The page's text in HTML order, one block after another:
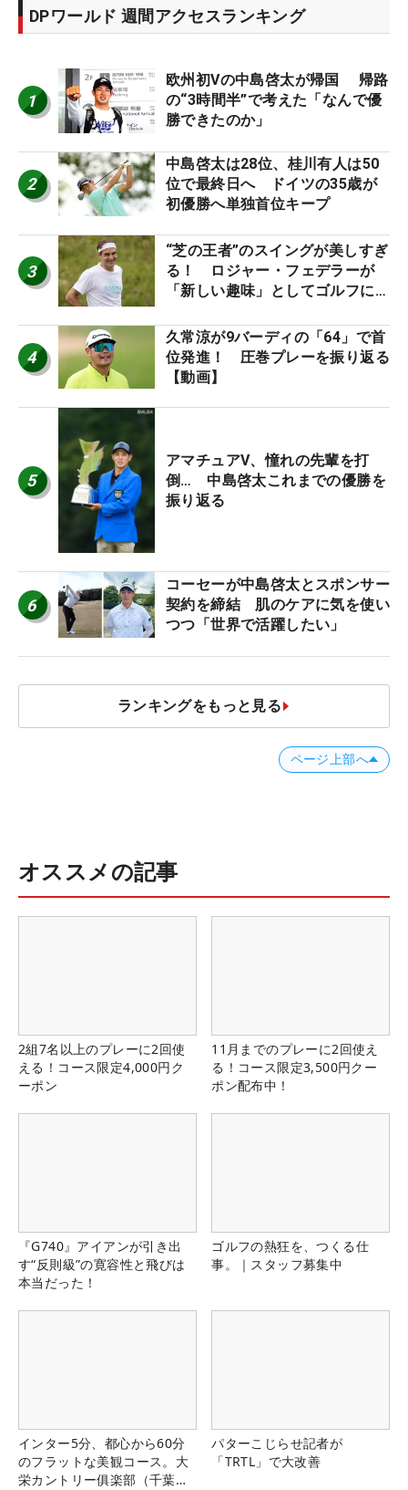
DPワールド 週間アクセスランキング
1
欧州初Vの中島啓太が帰国 帰路
の“3時間半”で考えた「なんで優
勝できたのか」
2
中島啓太は28位、桂川有人は50
位で最終日へ ドイツの35歳が
初優勝へ単独首位キープ
3
“芝の王者”のスイングが美しすぎ
る！ ロジャー・フェデラーが
「新しい趣味」としてゴルフに挑
4
久常涼が9バーディの「64」で首
位発進！ 圧巻プレーを振り返る
【動画】
5
アマチュアV、憧れの先輩を打
倒… 中島啓太これまでの優勝を
振り返る
6
コーセーが中島啓太とスポンサー
契約を締結 肌のケアに気を使い
つつ「世界で活躍したい」
ランキングをもっと見る
ページ上部へ
オススメの記事
2組7名以上のプレーに2回使
える！コース限定4,000円ク
ーポン
11月までのプレーに2回使え
る！コース限定3,500円クー
ポン配布中！
『G740』アイアンが引き出
す“反則級”の寛容性と飛びは
本当だった！
ゴルフの熱狂を、つくる仕
事。｜スタッフ募集中
インター5分、都心から60分
のフラットな美観コース。大
栄カントリー俱楽部（千葉
パターこじらせ記者が
「TRTL」で大改善